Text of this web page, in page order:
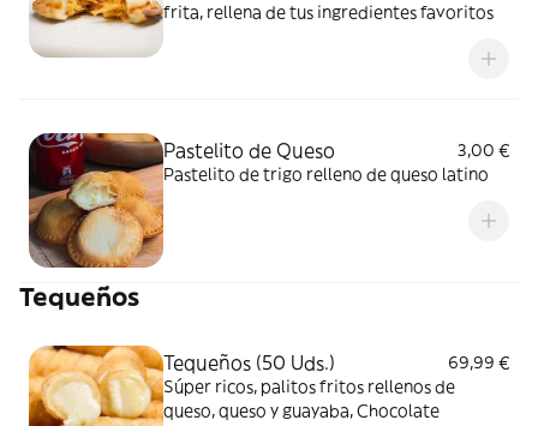
frita, rellena de tus ingredientes favoritos
Pastelito de Queso
3,00 €
Pastelito de trigo relleno de queso latino
Tequeños
Tequeños (50 Uds.)
69,99 €
Súper ricos, palitos fritos rellenos de
queso, queso y guayaba, Chocolate